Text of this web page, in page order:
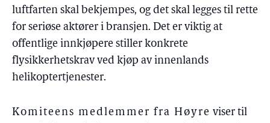
luftfarten skal bekjempes, og det skal legges til rette
for seriøse aktører i bransjen. Det er viktig at
offentlige innkjøpere stiller konkrete
flysikkerhetskrav ved kjøp av innenlands
helikoptertjenester.
Komiteens medlemmer fra Høyre viser til